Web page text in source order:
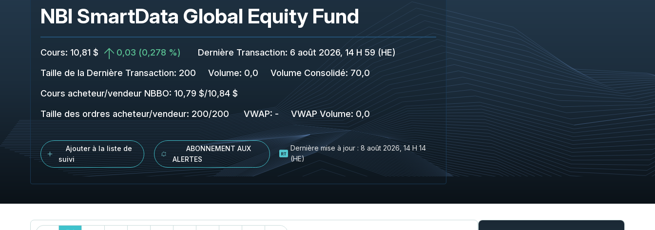
NBI SmartData Global Equity Fund
Cours: 10,81 $ 0,03 (0,278 %) Dernière Transaction: 6 août 2026, 14 H 59 (HE)
Taille de la Dernière Transaction: 200 Volume: 0,0 Volume Consolidé: 70,0
Cours acheteur/vendeur NBBO: 10,79 $/10,84 $
Taille des ordres acheteur/vendeur: 200/200 VWAP: - VWAP Volume: 0,0
Ajouter à la liste de
suivi
ABONNEMENT AUX
ALERTES
Dernière mise à jour : 8 août 2026, 14 H 14
(HE)
Période